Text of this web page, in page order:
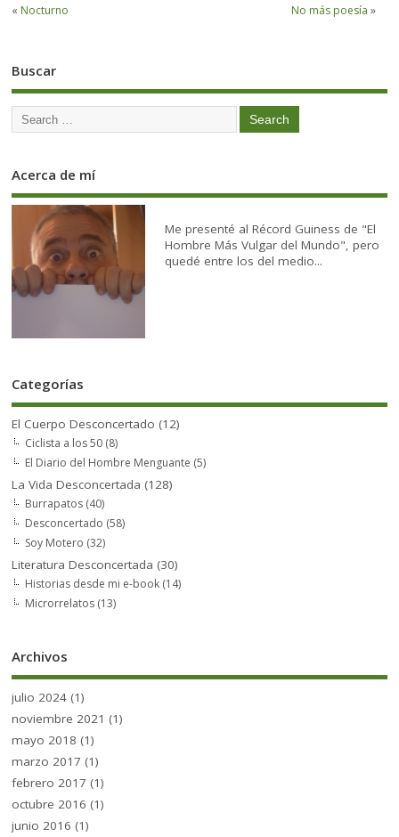
« Nocturno No más poesía »
Buscar
Acerca de mí
Me presenté al Récord Guiness de "El
Hombre Más Vulgar del Mundo", pero
quedé entre los del medio...
Categorías
El Cuerpo Desconcertado (12)
Ciclista a los 50 (8)
El Diario del Hombre Menguante (5)
La Vida Desconcertada (128)
Burrapatos (40)
Desconcertado (58)
Soy Motero (32)
Literatura Desconcertada (30)
Historias desde mi e-book (14)
Microrrelatos (13)
Archivos
julio 2024 (1)
noviembre 2021 (1)
mayo 2018 (1)
marzo 2017 (1)
febrero 2017 (1)
octubre 2016 (1)
junio 2016 (1)